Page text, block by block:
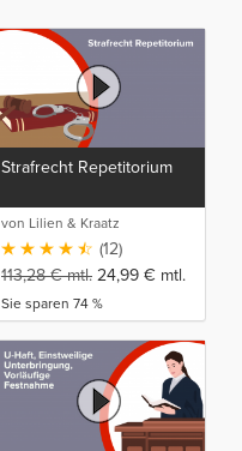
Strafrecht Repetitorium
von Lilien & Kraatz
(12)
113,28€mtl. 24,99 € mtl.
Sie sparen 74 %